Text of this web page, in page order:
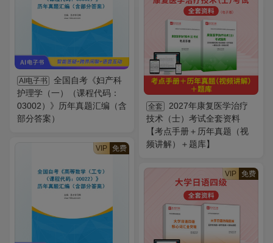
AI电子书
全国自考《妇产科
护理学（一）（课程代码：
03002）》历年真题汇编（含
部分答案）
全套
2027年康复医学治疗
技术（士）考试全套资料
【考点手册＋历年真题（视
频讲解）＋题库】
VIP 免费
VIP 免费